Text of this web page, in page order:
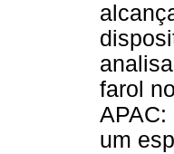
farol
um